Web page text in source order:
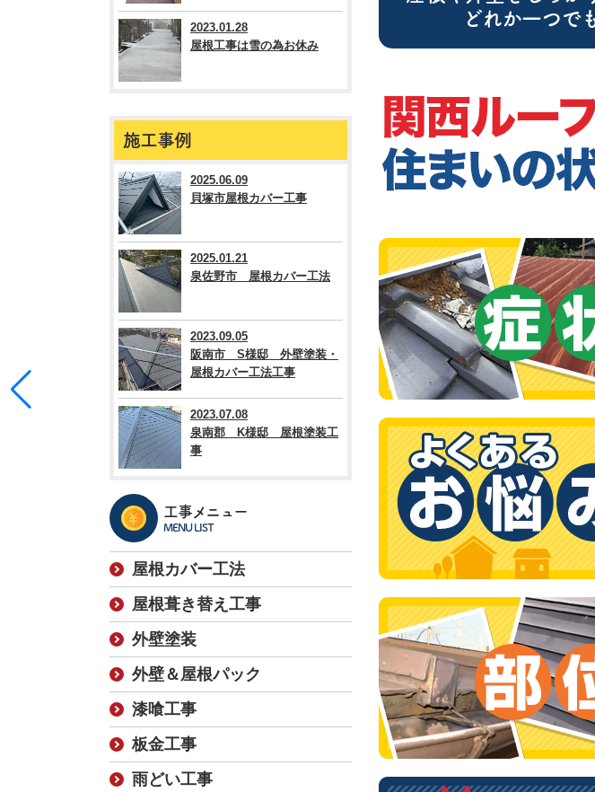
どれか一つで
2023.01.28
屋根工事は雪の為お休み
施工事例
2025.06.09
貝塚市屋根カバー工事
2025.01.21
泉佐野市 屋根カバー工法
2023.09.05
阪南市 S様邸 外壁塗装・
屋根カバー工法工事
2023.07.08
泉南郡 K様邸 屋根塗装工
事
工事メニュー
MENU LIST
屋根カバー工法
屋根葺き替え工事
外壁塗装
外壁＆屋根パック
漆喰工事
板金工事
雨どい工事